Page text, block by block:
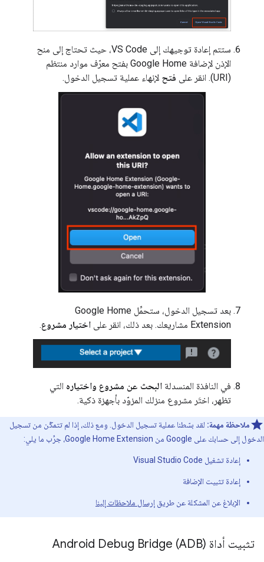
ستتم إعادة توجيهك إلى VS Code، حيث تحتاج إلى منح
الإذن لإضافة Google Home بفتح معرّف موارد منتظم
(URI). انقر على
فتح لإنهاء عملية تسجيل الدخول.
بعد تسجيل الدخول، ستحمِّل Google Home
Extension مشاريعك. بعد ذلك، انقر على اختيار مشروع.
في النافذة المنسدلة البحث عن مشروع واختياره التي
تظهر، اختَر مشروع منزلك المزوّد بأجهزة ذكية.
ملاحظة مهمة: لقد بسّطنا عملية تسجيل الدخول. ومع ذلك، إذا لم تتمكّن من تسجيل
الدخول إلى حسابك على Google من
Google Home Extension، جرِّب ما يلي:
إعادة تشغيل Visual Studio Code
إعادة تثبيت الإضافة
الإبلاغ عن المشكلة عن طريق إرسال ملاحظات إلينا
تثبيت أداة Android Debug Bridge (ADB)